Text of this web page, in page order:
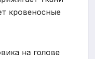
кровеносные
на голове